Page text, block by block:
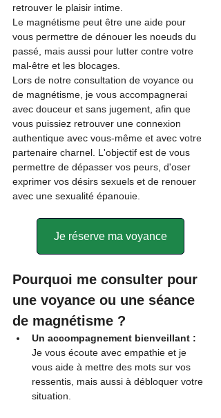
retrouver le plaisir intime.
Le magnétisme peut être une aide pour
vous permettre de dénouer les noeuds du
passé, mais aussi pour lutter contre votre
mal-être et les blocages.
Lors de notre consultation de voyance ou
de magnétisme, je vous accompagnerai
avec douceur et sans jugement, afin que
vous puissiez retrouver une connexion
authentique avec vous-même et avec votre
partenaire charnel. L'objectif est de vous
permettre de dépasser vos peurs, d'oser
exprimer vos désirs sexuels et de renouer
avec une sexualité épanouie.
Je réserve ma voyance
Pourquoi me consulter pour
une voyance ou une séance
de magnétisme ?
Un accompagnement bienveillant :
Je vous écoute avec empathie et je
vous aide à mettre des mots sur vos
ressentis, mais aussi à débloquer votre
situation.